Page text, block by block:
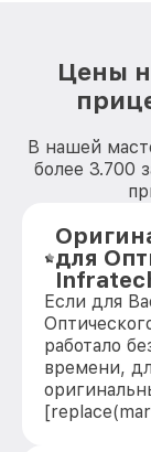
Цены
В нашей
более 3.700
для
Если для
работало
времени,